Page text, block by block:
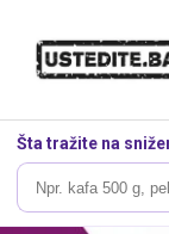
Šta tražite na